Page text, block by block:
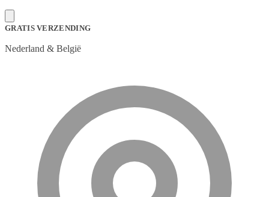
GRATIS VERZENDING
Nederland & België